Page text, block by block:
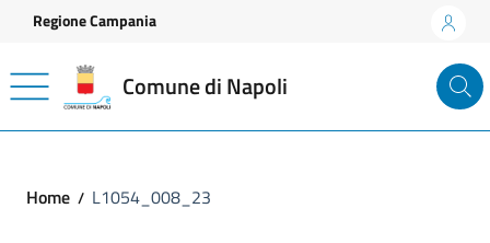
Vai ai contenuti
Vai al footer
Regione Campania
Comune di Napoli
Home L1054_008_23